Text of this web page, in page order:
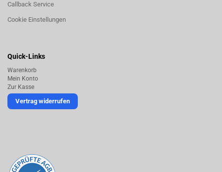
Callback Service
Cookie Einstellungen
Quick-Links
Warenkorb
Mein Konto
Zur Kasse
Vertrag widerrufen